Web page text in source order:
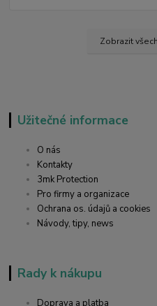
Zobrazit
Užitečné informace
O nás
Kontakty
3mk Protection
Pro firmy a organizace
Ochrana os. údajů a cookies
Návody, tipy, news
Rady k nákupu
Doprava a platba